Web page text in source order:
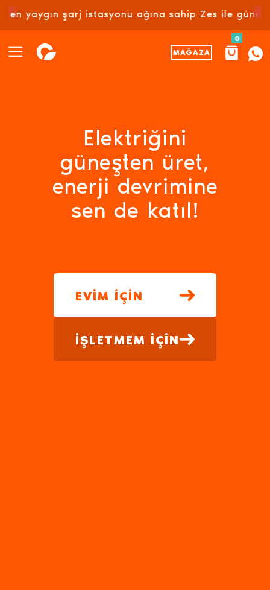
istasyonu ağına sahip Zes ile güneş
MAĞAZA
0
Elektriğini
güneşten üret,
enerji devrimine
sen de katıl!
EVİM İÇİN
İŞLETMEM İÇİN